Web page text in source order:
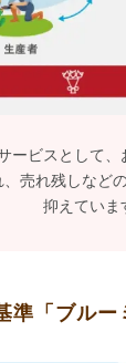
ービスとして
売れ残しなど
抑えていま
準「ブルー